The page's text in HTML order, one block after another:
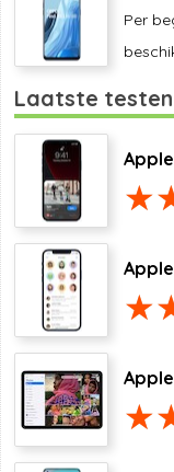
Per
Laatste testen